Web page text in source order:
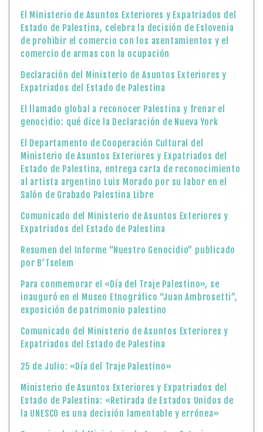
El Ministerio de Asuntos Exteriores y Expatriados del
Estado de Palestina, celebra la decisión de Eslovenia
de prohibir el comercio con los asentamientos y el
comercio de armas con la ocupación
Declaración del Ministerio de Asuntos Exteriores y
Expatriados del Estado de Palestina
El llamado global a reconocer Palestina y frenar el
genocidio: qué dice la Declaración de Nueva York
El Departamento de Cooperación Cultural del
Ministerio de Asuntos Exteriores y Expatriados del
Estado de Palestina, entrega carta de reconocimiento
al artista argentino Luis Morado por su labor en el
Salón de Grabado Palestina Libre
Comunicado del Ministerio de Asuntos Exteriores y
Expatriados del Estado de Palestina
Resumen del Informe “Nuestro Genocidio” publicado
por B’Tselem
Para conmemorar el «Día del Traje Palestino», se
inauguró en el Museo Etnográfico “Juan Ambrosetti”,
exposición de patrimonio palestino
Comunicado del Ministerio de Asuntos Exteriores y
Expatriados del Estado de Palestina
25 de Julio: «Día del Traje Palestino»
Ministerio de Asuntos Exteriores y Expatriados del
Estado de Palestina: «Retirada de Estados Unidos de
la UNESCO es una decisión lamentable y errónea»